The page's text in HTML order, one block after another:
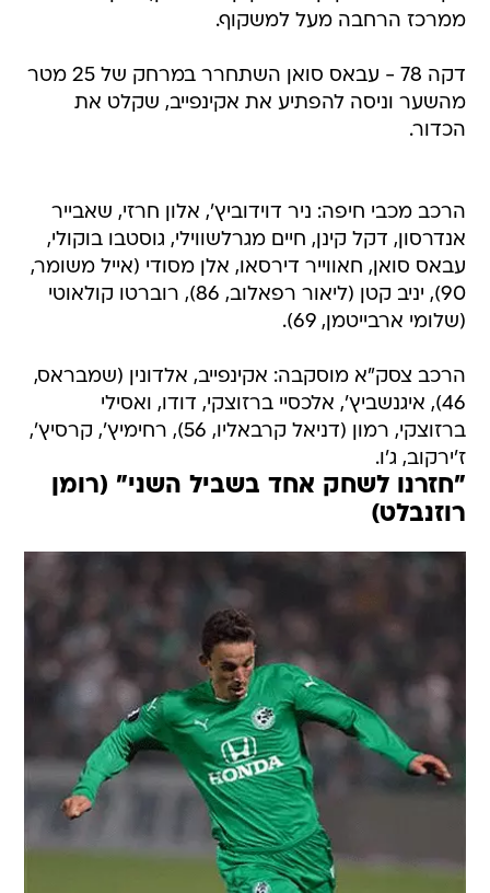
ממרכז הרחבה מעל למשקוף.
דקה 78 - עבאס סואן השתחרר במרחק של 25 מטר
מהשער וניסה להפתיע את אקינפייב, שקלט את
הכדור.
הרכב מכבי חיפה: ניר דוידוביץ', אלון חרזי, שאבייר
אנדרסון, דקל קינן, חיים מגרלשווילי, גוסטבו בוקולי,
עבאס סואן, חאווייר דירסאו, אלן מסודי (אייל משומר,
90), יניב קטן (ליאור רפאלוב, 86), רוברטו קולאוטי
(שלומי ארבייטמן, 69).
הרכב צסק"א מוסקבה: אקינפייב, אלדונין (שמבראס,
46), איגנשביץ', אלכסיי ברזוצקי, דודו, ואסילי
ברזוצקי, רמון (דניאל קרבאליו, 56), רחימיץ', קרסיץ',
ז'ירקוב, ג'ו.
"חזרנו לשחק אחד בשביל השני" (רומן
רוזנבלט)